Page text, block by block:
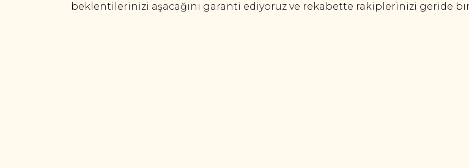
beklentilerinizi aşacağını garanti ediyoruz ve rekabette rakiplerinizi geride